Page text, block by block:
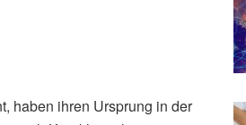
haben ihren Ursprung in der